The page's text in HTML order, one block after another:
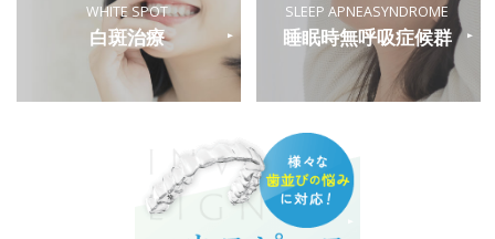
WHITE SPOT
白斑治療
SLEEP APNEASYNDROME
睡眠時無呼吸症候群